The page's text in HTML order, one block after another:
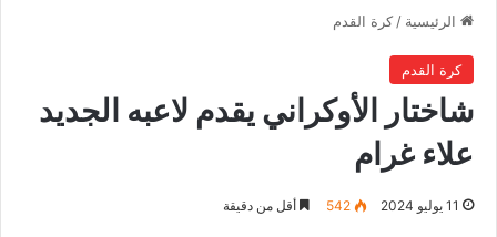
الرئيسية / كرة القدم
كرة القدم
شاختار الأوكراني يقدم لاعبه الجديد
علاء غرام
11 يوليو 2024 542 أقل من دقيقة